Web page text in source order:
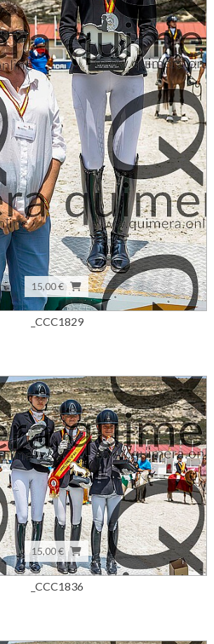
15,00 €
_CCC1829
15,00 €
_CCC1836